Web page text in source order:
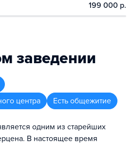
199 000 р.
заведении
центра
Есть общежитие
одним из старейших
В настоящее время